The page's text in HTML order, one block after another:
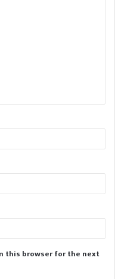
this browser for the next